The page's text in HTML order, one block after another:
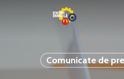
Hit enter to search
Comunicate de